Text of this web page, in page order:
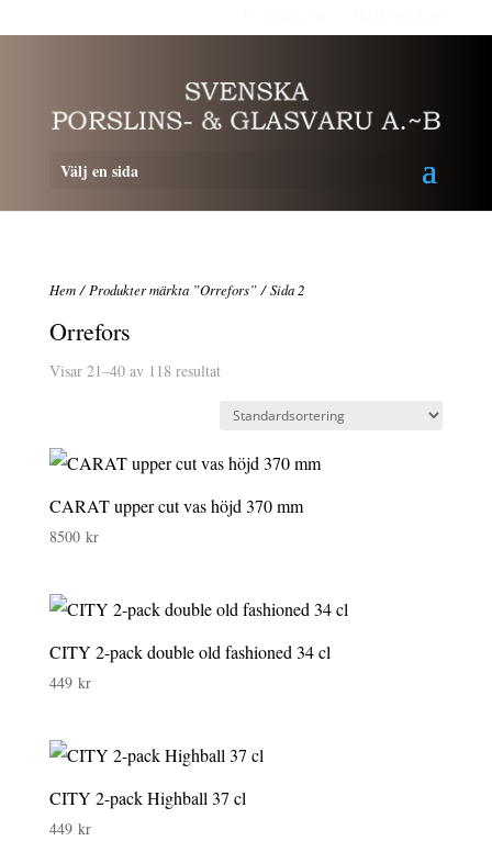
Välj en sida
Hem/ Produkter märkta ”Orrefors”/ Sida 2
Orrefors
Visar 21–40 av 118 resultat
CARAT upper cut vas höjd 370 mm
8500 kr
CITY 2-pack double old fashioned 34 cl
449 kr
CITY 2-pack Highball 37 cl
449 kr